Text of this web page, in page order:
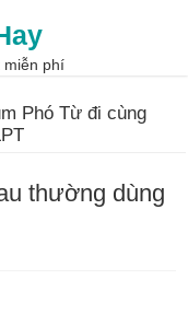
miễn phí
Phó Từ đi cùng
thường dùng